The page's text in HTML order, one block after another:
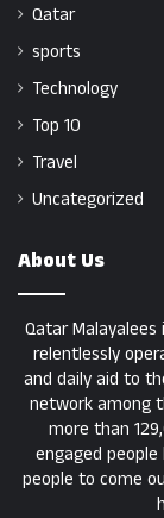
Qatar
sports
Technology
Top 10
Travel
Uncategorized
About Us
Qatar
relentlessly
and daily aid to
network among
more than
engaged
people to come